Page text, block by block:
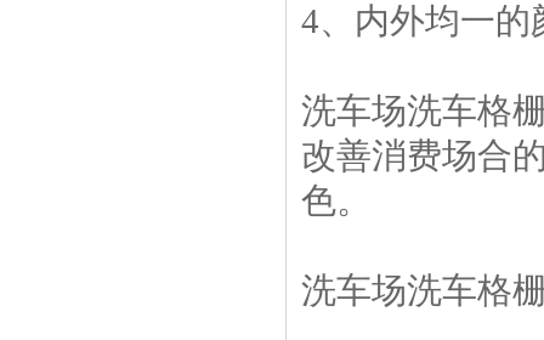
4、内外均一的
洗车场洗车格
改善消费场合
色。
洗车场洗车格